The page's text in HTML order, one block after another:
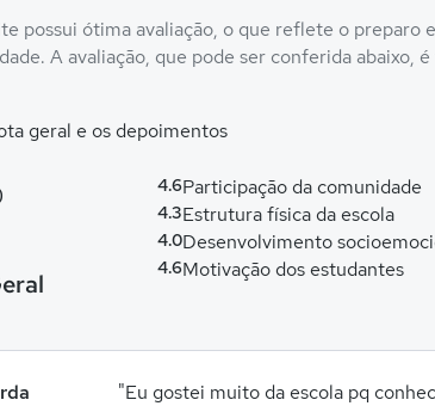
possui ótima avaliação, o que reflete o preparo
A avaliação, que pode ser conferida abaixo,
geral e os depoimentos
4.6Participação da comunidade
4.3Estrutura física da escola
4.0Desenvolvimento
4.6Motivação dos estudantes
"Eu gostei muito da escola pq